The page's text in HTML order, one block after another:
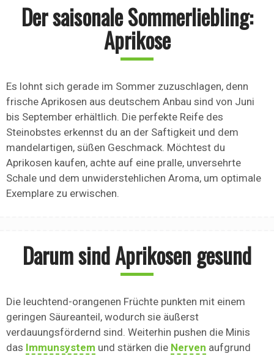
Der saisonale Sommerliebling:
Aprikose
Es lohnt sich gerade im Sommer zuzuschlagen, denn
frische Aprikosen aus deutschem Anbau sind von Juni
bis September erhältlich. Die perfekte Reife des
Steinobstes erkennst du an der Saftigkeit und dem
mandelartigen, süßen Geschmack. Möchtest du
Aprikosen kaufen, achte auf eine pralle, unversehrte
Schale und dem unwiderstehlichen Aroma, um optimale
Exemplare zu erwischen.
Darum sind Aprikosen gesund
Die leuchtend-orangenen Früchte punkten mit einem
geringen Säureanteil, wodurch sie äußerst
verdauungsfördernd sind. Weiterhin pushen die Minis
das Immunsystem und stärken die Nerven aufgrund